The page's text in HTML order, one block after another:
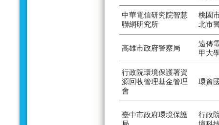
中華電信研究院智慧
聯網研究所
桃園
北市
高雄市政府警察局
遠傳
甲大
行政院環境保護署資
源回收管理基金管理
會
環資
臺中市政府環境保護
行政